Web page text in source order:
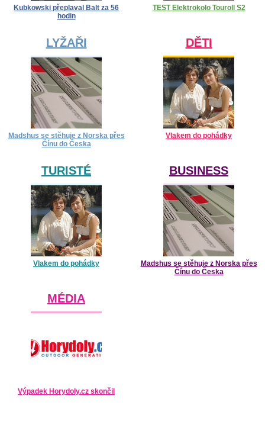
Kubkowski přeplaval Balt za 56
hodin
TEST Elektrokolo Touroll S2
LYŽAŘI
Madshus se stěhuje z Norska přes
Čínu do Česka
DĚTI
Vlakem do pohádky
TURISTÉ
Vlakem do pohádky
BUSINESS
Madshus se stěhuje z Norska přes
Čínu do Česka
MÉDIA
Výpadek Horydoly.cz skončil